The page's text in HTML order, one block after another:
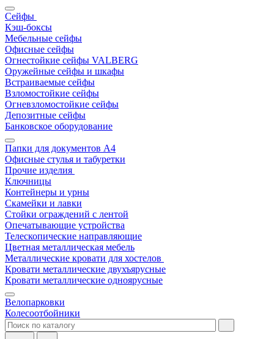
Сейфы
Кэш-боксы
Мебельные сейфы
Офисные сейфы
Огнестойкие сейфы VALBERG
Оружейные сейфы и шкафы
Встраиваемые сейфы
Взломостойкие сейфы
Огневзломостойкие сейфы
Депозитные сейфы
Банковское оборудование
Папки для документов A4
Офисные стулья и табуретки
Прочие изделия
Ключницы
Контейнеры и урны
Скамейки и лавки
Стойки ограждений с лентой
Опечатывающие устройства
Телескопические направляющие
Цветная металлическая мебель
Металлические кровати для хостелов
Кровати металлические двухъярусные
Кровати металлические одноярусные
Велопарковки
Колесоотбойники